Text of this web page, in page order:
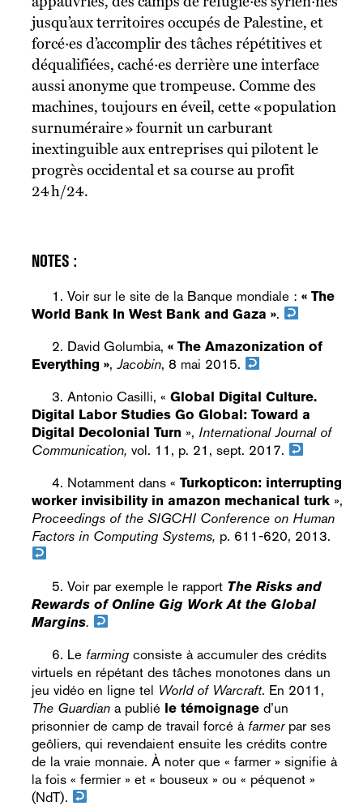
jusqu’aux territoires occupés de Palestine, et
forcé·es d’accomplir des tâches répétitives et
déqualifiées, caché·es derrière une interface
aussi anonyme que trompeuse. Comme des
machines, toujours en éveil, cette « population
surnuméraire » fournit un carburant
inextinguible aux entreprises qui pilotent le
progrès occidental et sa course au profit
24 h/24.
Voir sur le site de la Banque mondiale : « The
World Bank In West Bank and Gaza ».
David Golumbia, « The Amazonization of
Everything », Jacobin, 8 mai 2015.
Antonio Casilli, « Global Digital Culture.
Digital Labor Studies Go Global: Toward a
Digital Decolonial Turn », International Journal of
Communication, vol. 11, p. 21, sept. 2017.
Notamment dans « Turkopticon: interrupting
worker invisibility in amazon mechanical turk»,
Proceedings of the SIGCHI Conference on Human
Factors in Computing Systems, p. 611-620, 2013.
Voir par exemple le rapport The Risks and
Rewards of Online Gig Work At the Global
Margins.
Le farmingconsiste à accumuler des crédits
virtuels en répétant des tâches monotones dans un
jeu vidéo en ligne tel World of Warcraft. En 2011,
The Guardiana publié le témoignaged’un
prisonnier de camp de travail forcé à farmerpar ses
geôliers, qui revendaient ensuite les crédits contre
de la vraie monnaie. À noter que « farmer » signifie à
la fois « fermier » et « bouseux » ou « péquenot »
(NdT).